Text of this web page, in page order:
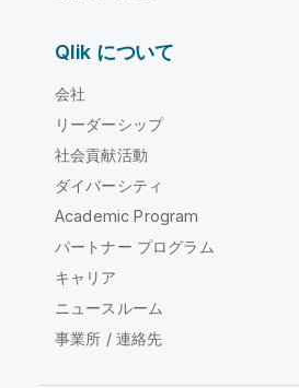
Qlik について
会社
リーダーシップ
社会貢献活動
ダイバーシティ
Academic Program
パートナー プログラム
キャリア
ニュースルーム
事業所 / 連絡先